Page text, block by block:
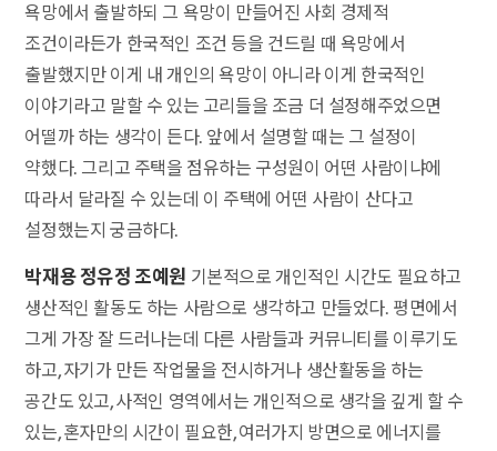
욕망에서 출발하되 그 욕망이 만들어진 사회 경제적
조건이라든가 한국적인 조건 등을 건드릴 때 욕망에서
출발했지만 이게 내 개인의 욕망이 아니라 이게 한국적인
이야기라고 말할 수 있는 고리들을 조금 더 설정해주었으면
어떨까 하는 생각이 든다. 앞에서 설명할 때는 그 설정이
약했다. 그리고 주택을 점유하는 구성원이 어떤 사람이냐에
따라서 달라질 수 있는데 이 주택에 어떤 사람이 산다고
설정했는지 궁금하다.
박재용 정유정 조예원 기본적으로 개인적인 시간도 필요하고
생산적인 활동도 하는 사람으로 생각하고 만들었다. 평면에서
그게 가장 잘 드러나는데 다른 사람들과 커뮤니티를 이루기도
하고, 자기가 만든 작업물을 전시하거나 생산활동을 하는
공간도 있고, 사적인 영역에서는 개인적으로 생각을 깊게 할 수
있는, 혼자만의 시간이 필요한, 여러가지 방면으로 에너지를